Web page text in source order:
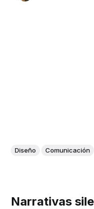
Diseño Comunicación
Narrativas